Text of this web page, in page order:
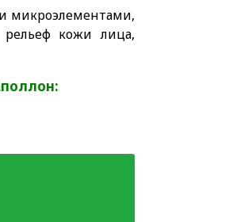
микроэлементами,
рельеф кожи лица,